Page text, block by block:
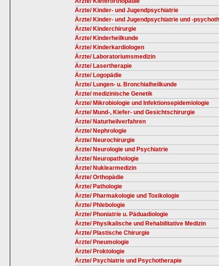
Ärzte/ Kinder- und Jugendpsychiatrie
Ärzte/ Kinder- und Jugendpsychiatrie und -
Ärzte/ Kinderchirurgie
Ärzte/ Kinderheilkunde
Ärzte/ Kinderkardiologen
Ärzte/ Laboratoriumsmedizin
Ärzte/ Lasertherapie
Ärzte/ Logopädie
Ärzte/ Lungen- u. Bronchialheilkunde
Ärzte/ medizinische Genetik
Ärzte/ Mikrobiologie und Infektionsepidemiologie
Ärzte/ Mund-, Kiefer- und Gesichtschirurgie
Ärzte/ Naturheilverfahren
Ärzte/ Nephrologie
Ärzte/ Neurochirurgie
Ärzte/ Neurologie und Psychiatrie
Ärzte/ Neuropathologie
Ärzte/ Nuklearmedizin
Ärzte/ Orthopädie
Ärzte/ Pathologie
Ärzte/ Pharmakologie und Toxikologie
Ärzte/ Phlebologie
Ärzte/ Phoniatrie u. Päduadiologie
Ärzte/ Physikalische und Rehabilitative Medizin
Ärzte/ Plastische Chirurgie
Ärzte/ Pneumologie
Ärzte/ Proktologie
Ärzte/ Psychiatrie und Psychotherapie